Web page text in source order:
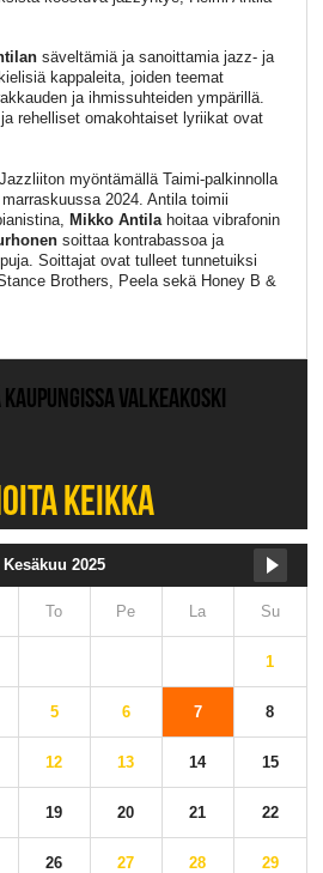
säveltämiä ja sanoittamia jazz- ja
kappaleita, joiden teemat
ja ihmissuhteiden ympärillä.
rehelliset omakohtaiset lyriikat ovat
myöntämällä Taimi-palkinnolla
2024. Antila toimii
Mikko Antilahoitaa vibrafonin
soittaa kontrabassoa ja
Soittajat ovat tulleet tunnetuiksi
Brothers, Peela sekä Honey B &
VALKEAKOSKI
KEIKKA
Kesäkuu 2025
To Pe La Su
1
5 6 7 8
12 13 14 15
19 20 21 22
26 27 28 29